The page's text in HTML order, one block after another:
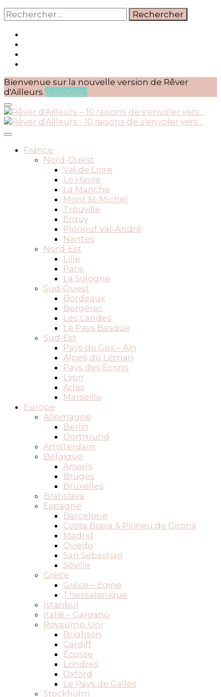
Rechercher :
Bienvenue sur la nouvelle version de Rêver
d'Ailleurs A propos !
Rêver d'Ailleurs – 10 raisons
de s'envoler vers…
France
Nord-Ouest
Val de Loire
Le Havre
La Manche
Mont St-Michel
Trouville
Erquy
Pléneuf Val-André
Nantes
Nord-Est
Lille
Paris
La Sologne
Sud-Ouest
Bordeaux
Bergerac
Les Landes
Le Pays Basque
Sud-Est
Pays de Gex – Ain
Alpes du Léman
Pays des Écrins
Lyon
Arles
Marseille
Europe
Allemagne
Berlin
Dortmund
Amsterdam
Belgique
Anvers
Bruges
Bruxelles
Bratislava
Espagne
Barcelone
Costa Brava & Pirineu de Girona
Madrid
Oviedo
San Sebastian
Séville
Grèce
Grèce – Egine
Thessalonique
Istanbul
Italie – Gargano
Royaume-Uni
Brighton
Cardiff
Écosse
Londres
Oxford
Le Pays de Galles
Stockholm